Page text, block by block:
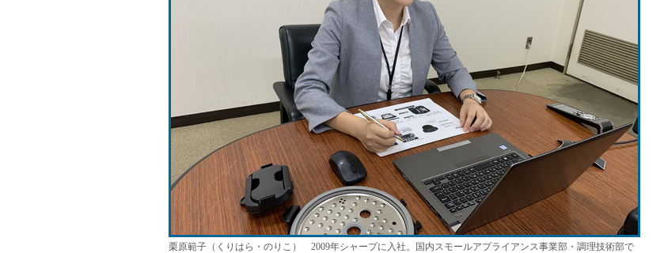
栗原範子（くりはら・のりこ） 2009年シャープに入社。国内スモールアプライアンス事業部・調理技術部で